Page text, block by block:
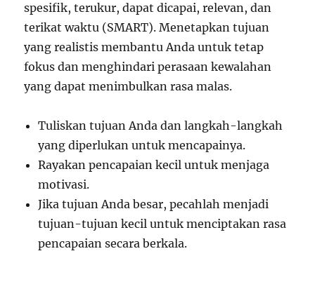
spesifik, terukur, dapat dicapai, relevan, dan
terikat waktu (SMART). Menetapkan tujuan
yang realistis membantu Anda untuk tetap
fokus dan menghindari perasaan kewalahan
yang dapat menimbulkan rasa malas.
Tuliskan tujuan Anda dan langkah-langkah
yang diperlukan untuk mencapainya.
Rayakan pencapaian kecil untuk menjaga
motivasi.
Jika tujuan Anda besar, pecahlah menjadi
tujuan-tujuan kecil untuk menciptakan rasa
pencapaian secara berkala.